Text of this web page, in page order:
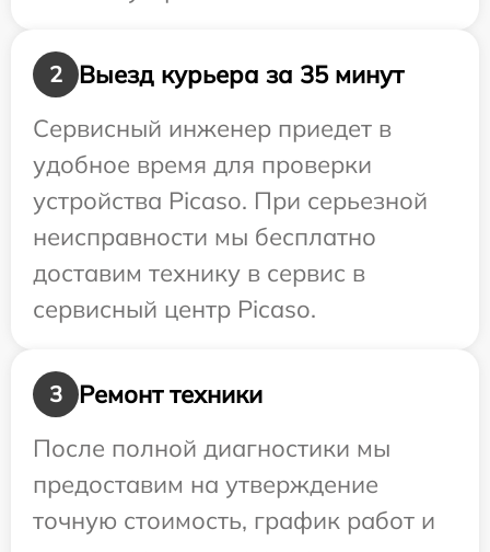
2
Выезд курьера за 35 минут
Сервисный инженер приедет в
удобное время для проверки
устройства Picaso. При серьезной
неисправности мы бесплатно
доставим технику в сервис в
сервисный центр Picaso.
3
Ремонт техники
После полной диагностики мы
предоставим на утверждение
точную стоимость, график работ и